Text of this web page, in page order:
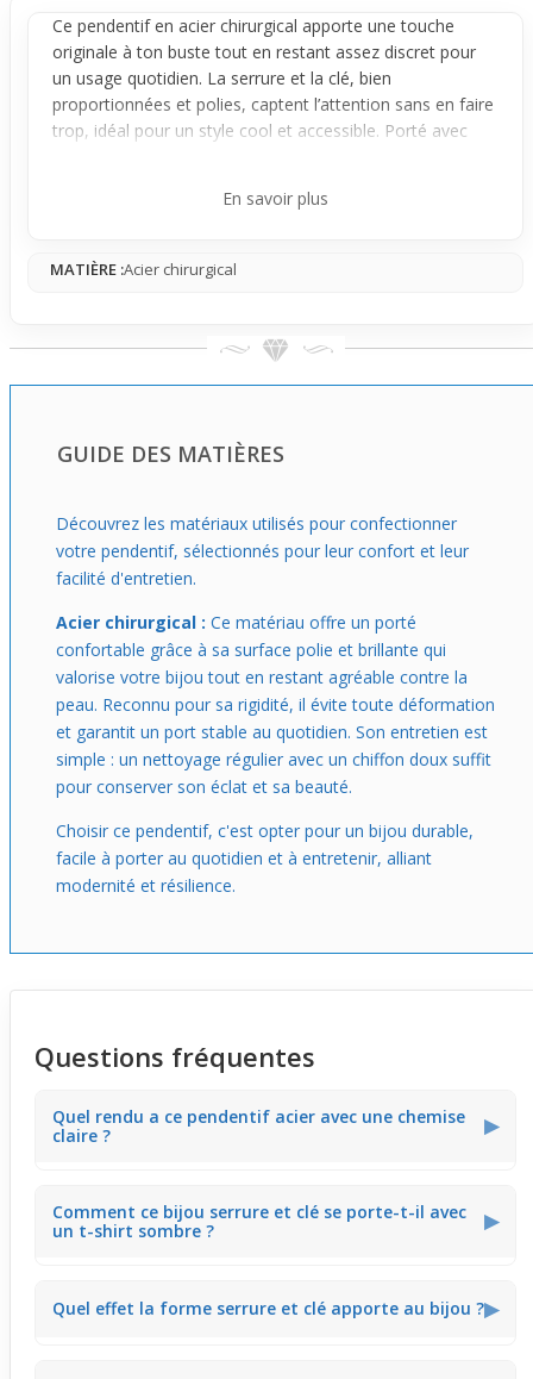
Ce pendentifen acier chirurgical apporte une touche
originale à ton buste tout en restant assez discret pour
un usage quotidien. La serrure et la clé, bien
proportionnées et polies, captent l’attention sans en faire
trop, idéal pour un style cool et accessible. Porté avec
épurées et le reflet argenté donnent un rendu moderne
Imagine-le suspendu à ta chaîne préférée (vendue
séparément) : il se prête aussi bien à une chaîne fine
veux adopter. Parfait si tu cherches un pendentif qui
apporte une petite touche cool au quotidien sans se
libre à toi de choisir celle qui te correspond le mieux !
En savoir plus
MATIÈRE :Acier chirurgical
GUIDE DES MATIÈRES
Découvrez les matériaux utilisés pour confectionner
votre pendentif, sélectionnés pour leur confort et leur
facilité d'entretien.
Acier chirurgical : Ce matériau offre un porté
confortable grâce à sa surface polie et brillante qui
valorise votre bijou tout en restant agréable contre la
peau. Reconnu pour sa rigidité, il évite toute déformation
et garantit un port stable au quotidien. Son entretien est
simple : un nettoyage régulier avec un chiffon doux suffit
pour conserver son éclat et sa beauté.
Choisir ce pendentif, c'est opter pour un bijou durable,
facile à porter au quotidien et à entretenir, alliant
modernité et résilience.
Questions fréquentes
Quel rendu a ce pendentif acier avec une chemise
claire ?
▶
doux qui tranche joliment sur une chemise blanche ou
pastel. En lumière naturelle, il capte les reflets brillants et
Comment ce bijou serrure et clé se porte-t-il avec
un t-shirt sombre ?
▶
offre un contraste net grâce à sa finition polie. La serrure
Quel effet la forme serrure et clé apporte au bijou ?▶